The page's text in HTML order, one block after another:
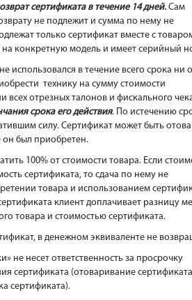
сертификата в течение 14 дней. Сам
не подлежит и сумма по нему не
только сертификат вместе с
на конкретную модель и имеет серийный
использовался в течение всего срока ни
технику на сумму стоимости
всех отрезных талонов и фискального
срока его действия. По истечению
силу. Сертификат может быть
он был приобретен.
100% от стоимости товара. Если
сертификата, то сдача по нему не
товара и использованием
клиент доплачивает разницу
товара и стоимостью сертификата.
в денежном эквиваленте не
не несет ответственность за просрочку
сертификата (отоваривание
сертификата).